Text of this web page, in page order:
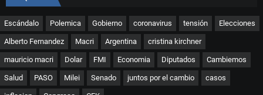
Escándalo Polemica Gobierno coronavirus tensión Elecciones
Alberto Fernandez Macri Argentina cristina kirchner
mauricio macri Dolar FMI Economia Diputados Cambiemos
Salud PASO Milei Senado juntos por el cambio casos